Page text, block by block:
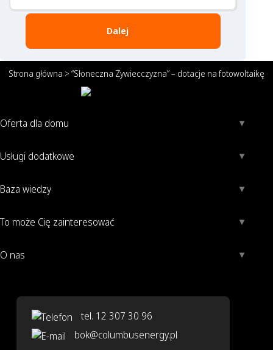
Dalej
Strona główna > “Słoneczna Żywiecczyzna” – dotacje na fotowoltaikę
Oferta dla domu
Usługi dodatkowe
Baza wiedzy
To może Cię zainteresować
O nas
tel. 12 307 30 96
bok@columbusenergy.pl